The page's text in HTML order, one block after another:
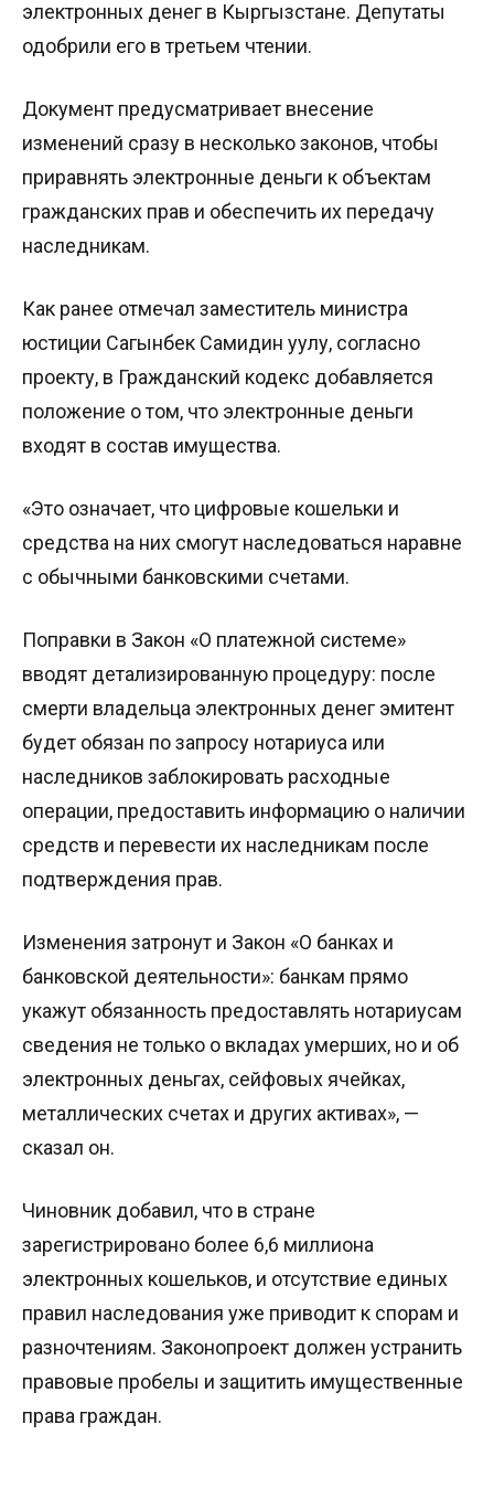
электронных денег в Кыргызстане. Депутаты
одобрили его в третьем чтении.
Документ предусматривает внесение
изменений сразу в несколько законов, чтобы
приравнять электронные деньги к объектам
гражданских прав и обеспечить их передачу
наследникам.
Как ранее отмечал заместитель министра
юстиции Сагынбек Самидин уулу, согласно
проекту, в Гражданский кодекс добавляется
положение о том, что электронные деньги
входят в состав имущества.
«Это означает, что цифровые кошельки и
средства на них смогут наследоваться наравне
с обычными банковскими счетами.
Поправки в Закон «О платежной системе»
вводят детализированную процедуру: после
смерти владельца электронных денег эмитент
будет обязан по запросу нотариуса или
наследников заблокировать расходные
операции, предоставить информацию о наличии
средств и перевести их наследникам после
подтверждения прав.
Изменения затронут и Закон «О банках и
банковской деятельности»: банкам прямо
укажут обязанность предоставлять нотариусам
сведения не только о вкладах умерших, но и об
электронных деньгах, сейфовых ячейках,
металлических счетах и других активах», —
сказал он.
Чиновник добавил, что в стране
зарегистрировано более 6,6 миллиона
электронных кошельков, и отсутствие единых
правил наследования уже приводит к спорам и
разночтениям. Законопроект должен устранить
правовые пробелы и защитить имущественные
права граждан.